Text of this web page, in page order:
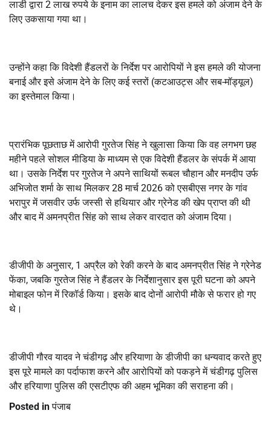
लाडी द्वारा 2 लाख रुपये के इनाम का लालच देकर इस हमले को अंजाम देने के
लिए उकसाया गया था।
उन्होंने कहा कि विदेशी हैंडलरों के निर्देश पर आरोपियों ने इस हमले की योजना
बनाई और इसे अंजाम देने के लिए कई स्तरों (कटआउट्स और सब-मॉड्यूल)
का इस्तेमाल किया।
प्रारंभिक पूछताछ में आरोपी गुरतेज सिंह ने खुलासा किया कि वह लगभग छह
महीने पहले सोशल मीडिया के माध्यम से एक विदेशी हैंडलर के संपर्क में आया
था। उसके निर्देश पर गुरतेज ने अपने साथियों रूबल चौहान और मनदीप उर्फ
अभिजोत शर्मा के साथ मिलकर 28 मार्च 2026 को एसबीएस नगर के गांव
भरापुर में जसवीर उर्फ जस्सी से हथियार और ग्रेनेड की खेप प्राप्त की थी
और बाद में अमनप्रीत सिंह को साथ लेकर वारदात को अंजाम दिया।
डीजीपी के अनुसार, 1 अप्रैल को रेकी करने के बाद अमनप्रीत सिंह ने ग्रेनेड
फेंका, जबकि गुरतेज सिंह ने हैंडलर के निर्देशानुसार इस पूरी घटना को अपने
मोबाइल फोन में रिकॉर्ड किया। इसके बाद दोनों आरोपी मौके से फरार हो गए
थे।
डीजीपी गौरव यादव ने चंडीगढ़ और हरियाणा के डीजीपी का धन्यवाद करते हुए
इस पूरे मामले का पर्दाफाश करने और आरोपियों को पकड़ने में चंडीगढ़ पुलिस
और हरियाणा पुलिस की एसटीएफ की अहम भूमिका की सराहना की।
Posted inपंजाब